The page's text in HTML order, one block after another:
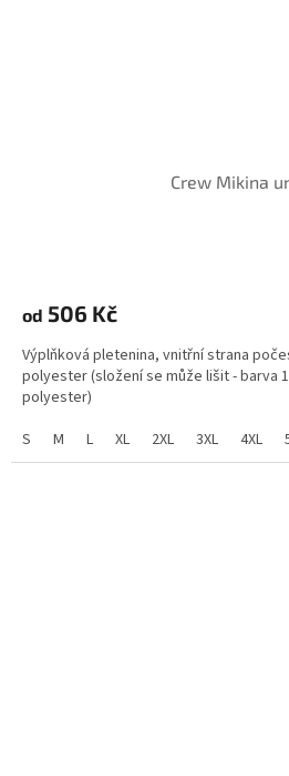
Crew Mikina
od 506 Kč
Výplňková pletenina, vnitřní strana
polyester (složení se může lišit - barva
polyester)
S
M L XL 2XL 3XL 4XL